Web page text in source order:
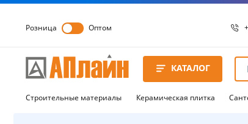
Розница Оптом
КАТАЛОГ
Строительные материалы Керамическая плитка